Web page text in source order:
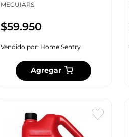
MEGUIARS
$59.950
Vendido por: Home Sentry
Agregar